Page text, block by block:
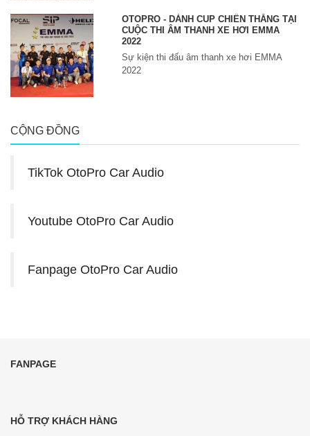
OTOPRO - DÀNH CUP CHIẾN THẮNG TẠI
CUỘC THI ÂM THANH XE HƠI EMMA
2022
Sự kiện thi đấu âm thanh xe hơi EMMA
2022
CỘNG ĐỒNG
TikTok OtoPro Car Audio
Youtube OtoPro Car Audio
Fanpage OtoPro Car Audio
FANPAGE
HỖ TRỢ KHÁCH HÀNG